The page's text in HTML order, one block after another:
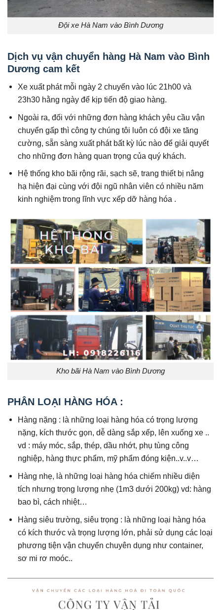
Đội xe Hà Nam vào Bình Dương
Dịch vụ vận chuyển hàng Hà Nam vào Bình
Dương cam kết
Xe xuất phát mỗi ngày 2 chuyến vào lúc 21h00 và
23h30 hằng ngày để kịp tiến độ giao hàng.
Ngoài ra, đối với những đơn hàng khách yêu cầu vận
chuyển gấp thì công ty chúng tôi luôn có đội xe tăng
cường, sẵn sàng xuất phát bất kỳ lúc nào để giải quyết
cho những đơn hàng quan trọng của quý khách.
Hệ thống kho bãi rộng rãi, sạch sẽ, trang thiết bị nâng
hạ hiện đại cùng với đội ngũ nhân viên có nhiều năm
kinh nghiệm trong lĩnh vực xếp dỡ hàng hóa .
Kho bãi Hà Nam vào Bình Dương
PHÂN LOẠI HÀNG HÓA :
Hàng nặng : là những loại hàng hóa có trọng lượng
nặng, kích thước gọn, dễ dàng sắp xếp, lên xuống xe ..
vd : máy móc, sắp, thép, dầu nhớt, phụ tùng công
nghiệp, hàng thực phẩm, mỹ phẩm đóng kiện..v..v…
Hàng nhẹ, là những loại hàng hóa chiếm nhiều diện
tích nhưng trọng lượng nhẹ (1m3 dưới 200kg) vd: hàng
bao bì, cách nhiệt…
Hàng siêu trường, siêu trọng : là những loại hàng hóa
có kích thước và trọng lượng lớn, phải sử dụng các loại
phương tiện vận chuyển chuyên dụng như container,
sơ mi rơ moóc..